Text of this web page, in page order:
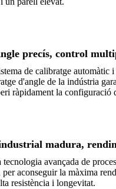
precís, control
de calibratge automàtic
d'angle de la indústria
ràpidament la configuració
madura,
tecnologia avançada de
per aconseguir la màxima
resistència i longevitat.